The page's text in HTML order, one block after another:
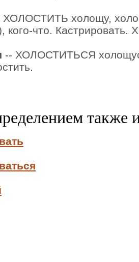
ХОЛОСТИТЬ холощу,
кого-что. Кастрировать.
-- ХОЛОСТИТЬСЯ
также